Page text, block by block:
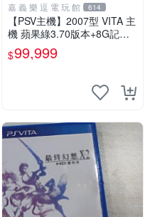
嘉 義 樂 逗 電 玩 館 614
【PSV主機】2007型 VITA 主
機 蘋果綠3.70版本+8G記憶
卡+螢幕保護貼【9成新】✪中
古二手✪嘉義樂逗電玩館
$99,999